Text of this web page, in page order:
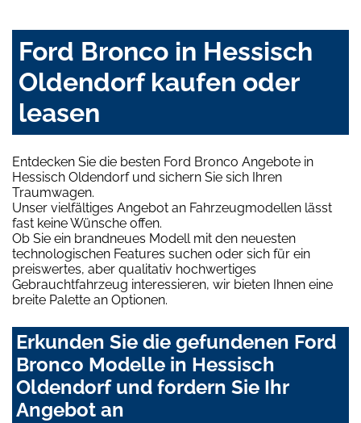
Ford Bronco in Hessisch
Oldendorf kaufen oder
leasen
Entdecken Sie die besten Ford Bronco Angebote in
Hessisch Oldendorf und sichern Sie sich Ihren
Traumwagen.
Unser vielfältiges Angebot an Fahrzeugmodellen lässt
fast keine Wünsche offen.
Ob Sie ein brandneues Modell mit den neuesten
technologischen Features suchen oder sich für ein
preiswertes, aber qualitativ hochwertiges
Gebrauchtfahrzeug interessieren, wir bieten Ihnen eine
breite Palette an Optionen.
Erkunden Sie die gefundenen Ford
Bronco Modelle in Hessisch
Oldendorf und fordern Sie Ihr
Angebot an